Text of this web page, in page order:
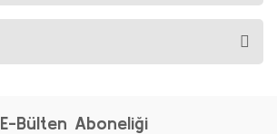
E-Bülten Aboneliği